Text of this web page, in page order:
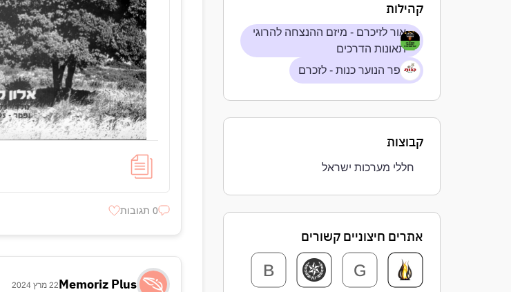
קהילות
אור לזיכרם - מיזם ההנצחה להרוגי
תאונות הדרכים
כפר הנוער כנות - לזכרם
קבוצות
חללי מערכות ישראל
אתרים חיצוניים קשורים
G
B
0 תגובות
Memoriz Plus22 מרץ 2024